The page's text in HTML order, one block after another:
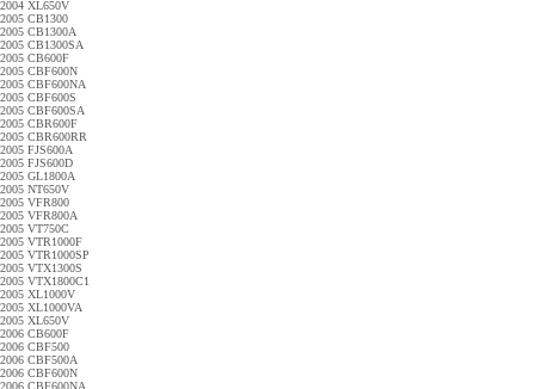
2004 XL650V
2005 CB1300
2005 CB1300A
2005 CB1300SA
2005 CB600F
2005 CBF600N
2005 CBF600NA
2005 CBF600S
2005 CBF600SA
2005 CBR600F
2005 CBR600RR
2005 FJS600A
2005 FJS600D
2005 GL1800A
2005 NT650V
2005 VFR800
2005 VFR800A
2005 VT750C
2005 VTR1000F
2005 VTR1000SP
2005 VTX1300S
2005 VTX1800C1
2005 XL1000V
2005 XL1000VA
2005 XL650V
2006 CB600F
2006 CBF500
2006 CBF500A
2006 CBF600N
2006 CBF600NA